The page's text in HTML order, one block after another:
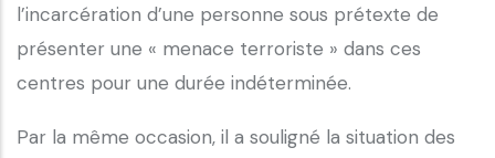
l’incarcération d’une personne sous prétexte de
présenter une « menace terroriste » dans ces
centres pour une durée indéterminée.
Par la même occasion, il a souligné la situation des